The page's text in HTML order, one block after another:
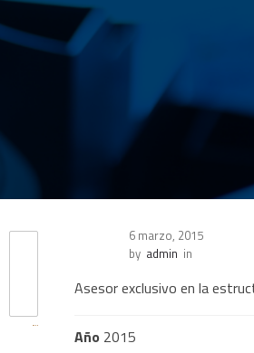
6 marzo, 2015
by admin in
Asesor exclusivo en la
Año 2015